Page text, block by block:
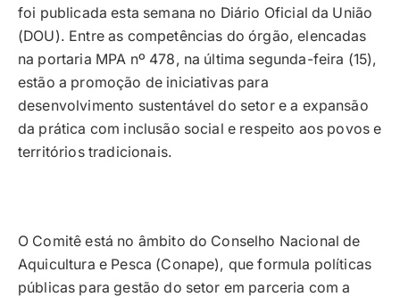
foi publicada esta semana no Diário Oficial da União
(DOU). Entre as competências do órgão, elencadas
na portaria MPA nº 478, na última segunda-feira (15),
estão a promoção de iniciativas para
desenvolvimento sustentável do setor e a expansão
da prática com inclusão social e respeito aos povos e
territórios tradicionais.
O Comitê está no âmbito do Conselho Nacional de
Aquicultura e Pesca (Conape), que formula políticas
públicas para gestão do setor em parceria com a